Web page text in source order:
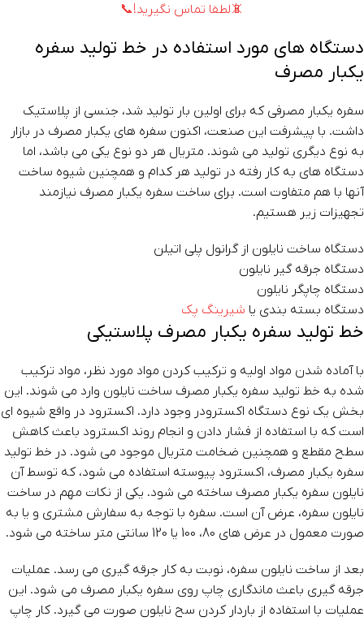
📵لطفا تماس نگیرید!📞
دستگاه های مورد استفاده در خط تولید سفره
یکبار مصرف
سفره یکبار مصرفی که برای اولین بار تولید شد، جنسی از پلاستیک
داشت. با پیشرفت این صنعت، اکنون سفره های یکبار مصرف در بازار
به نوع دیگری تولید می شوند. متریال هر دو نوع یکی می باشد، اما
دستگاه های به کار رفته در تولید هر کدام و همچنین شیوه ساخت
آنها با هم متفاوت است. برای ساخت سفره یکبار مصرف نیازمند
تجهیزات زیر هستیم.
دستگاه ساخت نایلون از گرانول پلی اتیلن
دستگاه جرقه گیر نایلون
دستگاه چاپگر نایلون
دستگاه بسته بندی یا شیرینگ پک
خط تولید سفره یکبار مصرف پلاستیکی
با آماده شدن مواد اولیه و ترکیب کردن مواد مورد نظر، مواد ترکیب
شده به خط تولید سفره یکبار مصرف ساخت نایلون وارد می شوند. این
بخش یک نوع دستگاه اکسترودر وجود دارد. اکسترود در واقع شیوه ای
است که با استفاده از فشار دادن و انجام روند اکسترود باعث کاهش
سطح مقطع و همچنین ضخامت متریال موجود می شود. در خط تولید
سفره یکبار مصرف، اکسترود پیوسته استفاده می شود، که توسط آن
نایلون سفره یکبار مصرف ساخته می شود. یکی از نکات مهم در ساخت
نایلون سفره، عرض آن است. سفره با توجه به سفارش مشتری و یا به
صورت معمول در عرض های 80، 100 یا 120 سانتی متر ساخته می شود.
بعد از ساخت نایلون سفره، نوبت به کار جرقه گیری می رسد. عملیات
جرقه گیری باعث ماندگاری چاپ روی سفره یکبار مصرف می شود. این
عملیات با استفاده از باردار کردن سح نایلون صورت می گیرد. کار چاپ